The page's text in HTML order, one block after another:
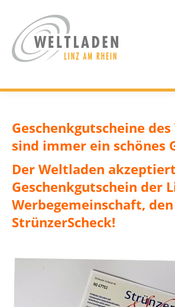
Geschenkgutscheine
sind immer ein schönes
Der Weltladen
Geschenkgutschein der
Werbegemeinschaft, den
StrünzerScheck!